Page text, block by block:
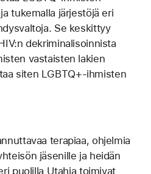
tukemalla järjestöjä eri
Se keskittyy
dekriminalisoinnista
vastaisten lakien
siten LGBTQ+-ihmisten
terapiaa, ohjelmia
jäsenille ja heidän
puolilla Utahia toimivat